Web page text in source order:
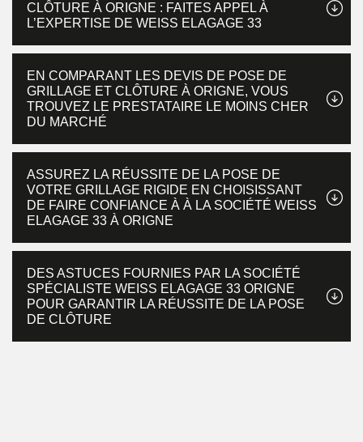
CLÔTURE À ORIGNE : FAITES APPEL À
L’EXPERTISE DE WEISS ELAGAGE 33
EN COMPARANT LES DEVIS DE POSE DE
GRILLAGE ET CLÔTURE À ORIGNE, VOUS
TROUVEZ LE PRESTATAIRE LE MOINS CHER
DU MARCHÉ
ASSUREZ LA RÉUSSITE DE LA POSE DE
VOTRE GRILLAGE RIGIDE EN CHOISISSANT
DE FAIRE CONFIANCE À À LA SOCIÉTÉ WEISS
ELAGAGE 33 À ORIGNE
DES ASTUCES FOURNIES PAR LA SOCIÉTÉ
SPÉCIALISTE WEISS ELAGAGE 33 ORIGNE
POUR GARANTIR LA RÉUSSITE DE LA POSE
DE CLÔTURE